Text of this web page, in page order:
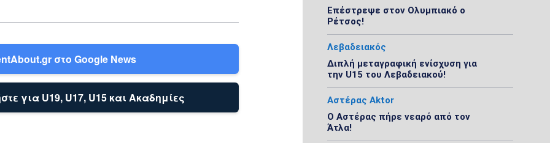
στο Google News
για U19, U17, U15 και Ακαδημίες
Επέστρεψε στον Ολυμπιακό ο
Ρέτσος!
Λεβαδειακός
Διπλή μεταγραφική ενίσχυση για
την U15 του Λεβαδειακού!
Αστέρας Aktor
Ο Αστέρας πήρε νεαρό από τον
Άτλα!